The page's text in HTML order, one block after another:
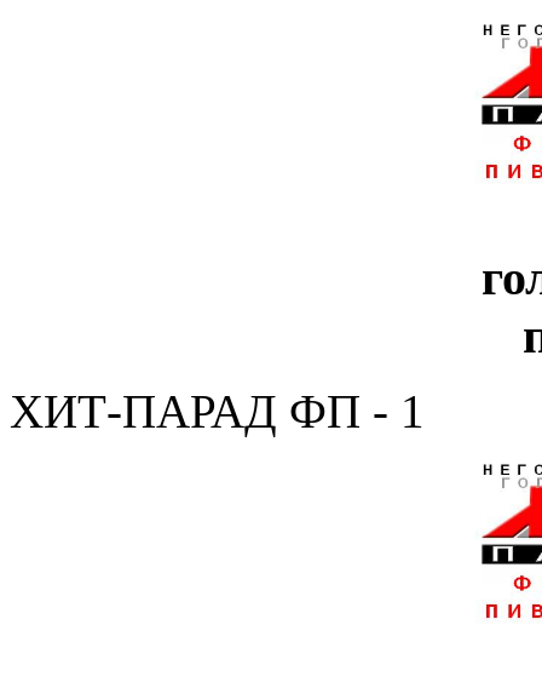
ХИТ-ПАРАД ФП - 1